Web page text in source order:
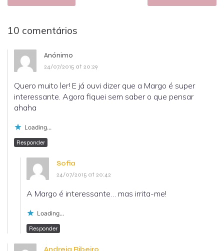
10 comentários
Anónimo
24/07/2015 at 20:29
Quero muito ler! E já ouvi dizer que a Margo é super
interessante. Agora fiquei sem saber o que pensar
ahaha
Loading...
Responder
Sofia
24/07/2015 at 20:42
A Margo é interessante… mas irrita-me!
Loading...
Responder